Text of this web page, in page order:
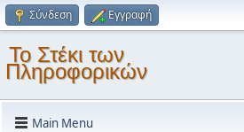
Σύνδεση Εγγραφή
Το Στέκι των
Πληροφορικών
Main Menu